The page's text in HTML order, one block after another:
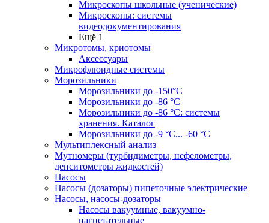
Микроскопы школьные (ученические)
Микроскопы: системы
видеодокументирования
Ещё 1
Микротомы, криотомы
Аксессуары
Микрофлюидные системы
Морозильники
Морозильники до -150°С
Морозильники до -86 °C
Морозильники до -86 °C: системы
хранения. Каталог
Морозильники до -9 °C... -60 °C
Мультиплексный анализ
Мутномеры (турбидиметры, нефелометры,
денситометры жидкостей)
Насосы
Насосы (дозаторы) пипеточные электрические
Насосы, насосы-дозаторы
Насосы вакуумные, вакуумно-
нагнетательные